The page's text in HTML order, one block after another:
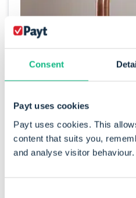
Consent
Payt uses cookies
Payt uses cookies. This
content that suits you,
and analyse visitor behaviour.
"Het hele